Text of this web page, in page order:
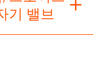
기 밸브